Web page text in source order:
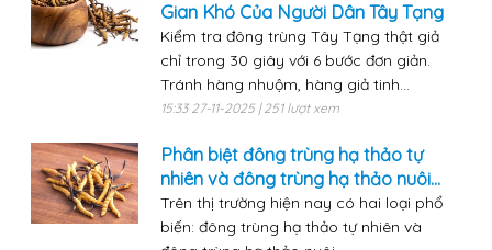
Gian Khó Của Người Dân Tây Tạng
Kiểm tra đông trùng Tây Tạng thật giả
chỉ trong 30 giây với 6 bước đơn giản.
Tránh hàng nhuộm, hàng giả tinh...
15:33 27-11-2025 | 251 lượt xem
Phân biệt đông trùng hạ thảo tự
nhiên và đông trùng hạ thảo nuôi...
Trên thị trường hiện nay có hai loại phổ
biến: đông trùng hạ thảo tự nhiên và